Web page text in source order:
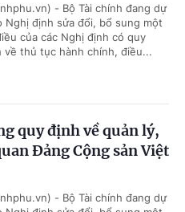
- Bộ Tài chính đang dự
Nghị định sửa đổi, bổ sung một
của các Nghị định có quy
về thủ tục hành chính, điều...
quy định về quản lý,
Đảng Cộng sản Việt
- Bộ Tài chính đang dự